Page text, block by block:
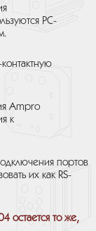
РС-
Ampro
к
портов
их как RS-
остается то же,